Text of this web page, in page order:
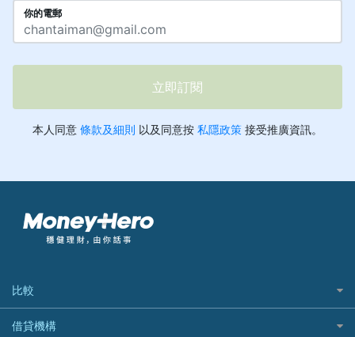
比較
私人貸款比較
借貸機構